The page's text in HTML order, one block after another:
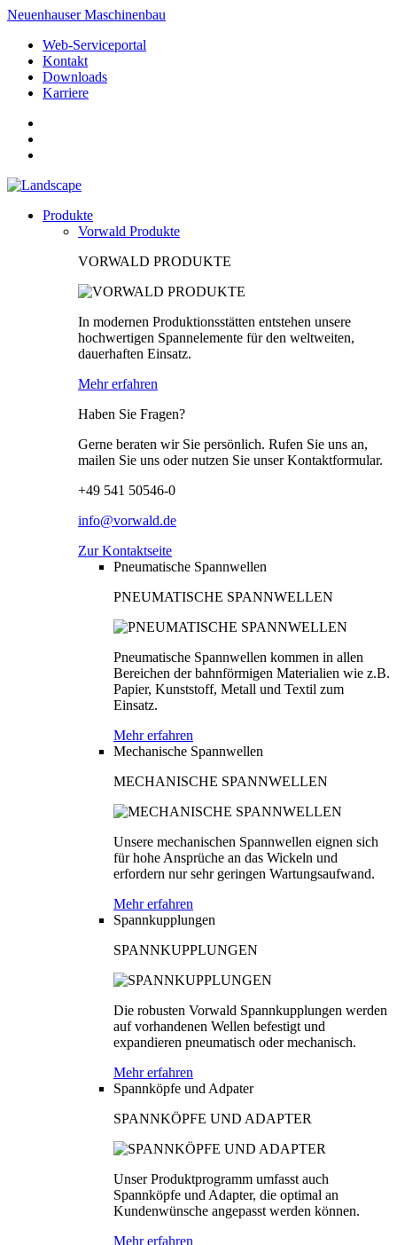
Neuenhauser Maschinenbau
Web-Serviceportal
Kontakt
Downloads
Karriere
Produkte
Vorwald Produkte
VORWALD PRODUKTE
In modernen Produktionsstätten entstehen unsere
hochwertigen Spannelemente für den weltweiten,
dauerhaften Einsatz.
Mehr erfahren
Haben Sie Fragen?
Gerne beraten wir Sie persönlich. Rufen Sie uns an,
mailen Sie uns oder nutzen Sie unser Kontaktformular.
+49 541 50546-0
info@vorwald.de
Zur Kontaktseite
Pneumatische Spannwellen
PNEUMATISCHE SPANNWELLEN
Pneumatische Spannwellen kommen in allen
Bereichen der bahnförmigen Materialien wie z.B.
Papier, Kunststoff, Metall und Textil zum
Einsatz.
Mehr erfahren
Mechanische Spannwellen
MECHANISCHE SPANNWELLEN
Unsere mechanischen Spannwellen eignen sich
für hohe Ansprüche an das Wickeln und
erfordern nur sehr geringen Wartungsaufwand.
Mehr erfahren
Spannkupplungen
SPANNKUPPLUNGEN
Die robusten Vorwald Spannkupplungen werden
auf vorhandenen Wellen befestigt und
expandieren pneumatisch oder mechanisch.
Mehr erfahren
Spannköpfe und Adpater
SPANNKÖPFE UND ADAPTER
Unser Produktprogramm umfasst auch
Spannköpfe und Adapter, die optimal an
Kundenwünsche angepasst werden können.
Mehr erfahren